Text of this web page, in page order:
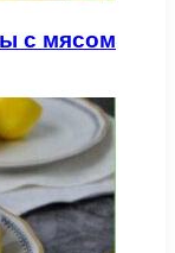
с мясом